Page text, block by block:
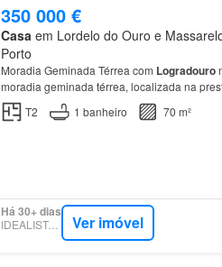
350 000 €
Casa em Lordelo do Ouro e
Porto
Moradia Geminada Térrea com Logradouro
moradia geminada térrea, localizada na
exclusivas e valorizadas da cidade do
T2 1 banheiro 70 m²
Há 30+ dias
IDEALISTA.PT Ver imóvel